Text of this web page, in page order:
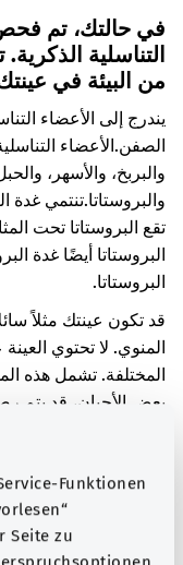
Funktionen
Seite zu
في حالتك، تم
التناسلية
من البيئة في
يندرج إلى الأعضاء
الصفن.الأعضاء
والبربخ، والأسهر،
والبروستاتا.تنتمي غدة
تقع البروستاتا تحت
البروستاتا أيضًا غدة
البروستاتا.
قد تكون عينتك مثلاً
المنوي. لا تحتوي
المختلفة. تشمل هذه
بعض الأحيان، قد يتم
الممكن أيضًا رصد
في الجسم، ويمكن أن
مثلاً، هي مواد من